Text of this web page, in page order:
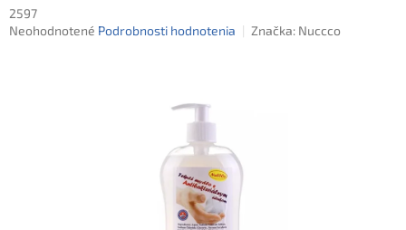
2597
Priemerné
Neohodnotené Podrobnosti hodnotenia Značka: Nuccco